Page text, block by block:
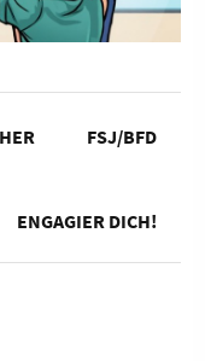
FSJ/BFD
ENGAGIER DICH!